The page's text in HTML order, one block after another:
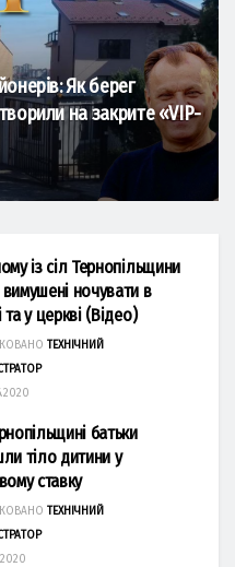
Як берег
на закрите «VIP-
із сіл Тернопільщини
ночувати в
та у церкві (Відео)
ТЕХНІЧНИЙ
батьки
тіло дитини у
ставку
ТЕХНІЧНИЙ